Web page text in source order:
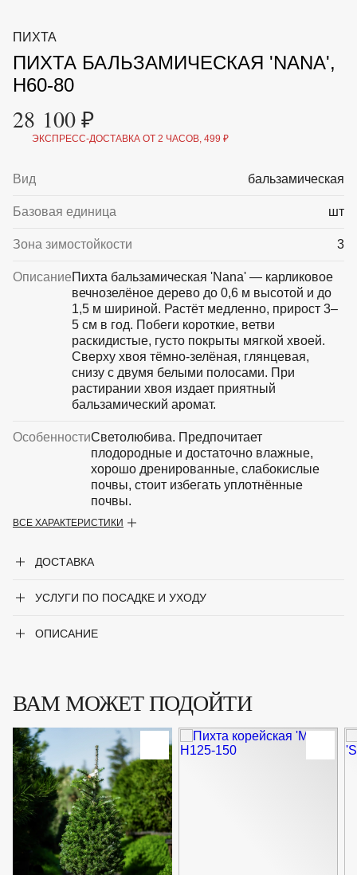
МАЛАЯ МЕХАНИЗАЦИЯ
ОТПУГИВАТЕЛИ ОТ ПТИЦ, НАСЕКОМЫХ И
ГРЫЗУНОВ
САДОВАЯ ОДЕЖДА И ОБУВЬ
САДОВЫЙ ИНСТРУМЕНТ
СРЕДСТВА ЗАЩИТЫ РАСТЕНИЙ И УДОБРЕНИЯ
ТОВАРЫ ДЛЯ БАНЬ И САУН
ТОВАРЫ ДЛЯ ТУРИЗМА И ПИКНИКА
ТОВАРЫ И АПТЕКА ДЛЯ ПРУДА
Sale Новинки
УХОД
+7 (495) 197 87
87
ПИХТА
ПИХТА БАЛЬЗАМИЧЕСКАЯ 'NANA',
H60-80
28 100 ₽
ЭКСПРЕСС-ДОСТАВКА ОТ 2 ЧАСОВ, 499 ₽
Вид бальзамическая
Базовая единица шт
Зона зимостойкости 3
ОписаниеПихта бальзамическая 'Nana' — карликовое
вечнозелёное дерево до 0,6 м высотой и до
1,5 м шириной. Растёт медленно, прирост 3–
5 см в год. Побеги короткие, ветви
раскидистые, густо покрыты мягкой хвоей.
Сверху хвоя тёмно-зелёная, глянцевая,
снизу с двумя белыми полосами. При
растирании хвоя издает приятный
бальзамический аромат.
ОсобенностиСветолюбива. Предпочитает
плодородные и достаточно влажные,
хорошо дренированные, слабокислые
почвы, стоит избегать уплотнённые
почвы.
Род
Сорт
Форма
Ширина до
Ширина от 1.5
ВСЕ ХАРАКТЕРИСТИКИ
ДОСТАВКА
УСЛУГИ ПО ПОСАДКЕ И УХОДУ
ОПИСАНИЕ
ВАМ МОЖЕТ ПОДОЙТИ